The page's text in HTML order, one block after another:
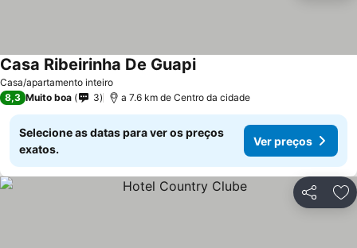
Casa/apartamento inteiro
Casa Ribeirinha De Guapi
8,3 Muito boa 3 a 7.6 km de Centro da cidade
Selecione as datas para ver os preços
exatos.
Ver preços
Partilhar